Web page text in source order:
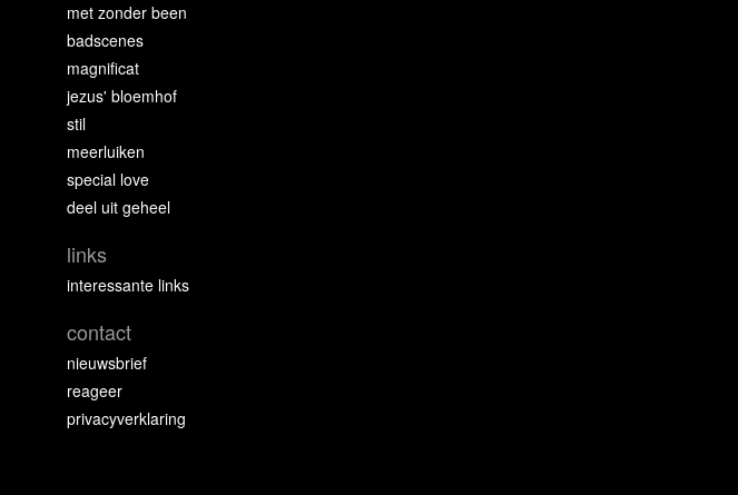
met zonder been
badscenes
magnificat
jezus' bloemhof
stil
meerluiken
special love
deel uit geheel
links
interessante links
contact
nieuwsbrief
reageer
privacyverklaring